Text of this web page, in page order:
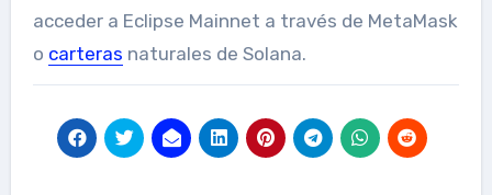
acceder a Eclipse Mainnet a través de MetaMask
o carteras naturales de Solana.